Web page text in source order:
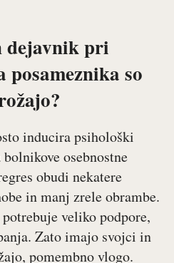
dejavnik pri
posameznika so
inducira psihološki
osebnostne
obudi nekatere
in manj zrele obrambe.
veliko podpore,
Zato imajo svojci in
pomembno vlogo.